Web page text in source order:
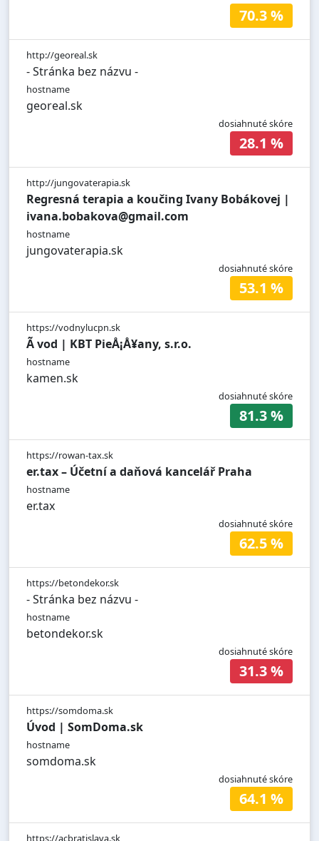
70.3 %
http://georeal.sk
- Stránka bez názvu -
hostname
georeal.sk
dosiahnuté skóre
28.1 %
http://jungovaterapia.sk
Regresná terapia a koučing Ivany Bobákovej |
ivana.bobakova@gmail.com
hostname
jungovaterapia.sk
dosiahnuté skóre
53.1 %
https://vodnylucpn.sk
Ã vod | KBT PieÅ¡Å¥any, s.r.o.
hostname
kamen.sk
dosiahnuté skóre
81.3 %
https://rowan-tax.sk
er.tax – Účetní a daňová kancelář Praha
hostname
er.tax
dosiahnuté skóre
62.5 %
https://betondekor.sk
- Stránka bez názvu -
hostname
betondekor.sk
dosiahnuté skóre
31.3 %
https://somdoma.sk
Úvod | SomDoma.sk
hostname
somdoma.sk
dosiahnuté skóre
64.1 %
https://acbratislava.sk